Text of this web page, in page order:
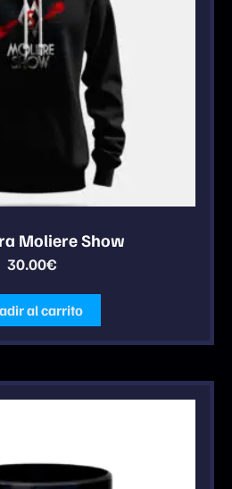
Moliere Show
30.00€
al carrito